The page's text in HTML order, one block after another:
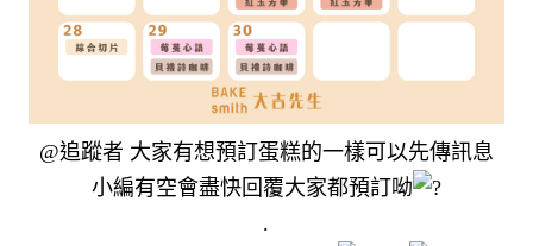
@追蹤者 大家有想預訂蛋糕的一樣可以先傳訊息
小編有空會盡快回覆大家都預訂呦
.